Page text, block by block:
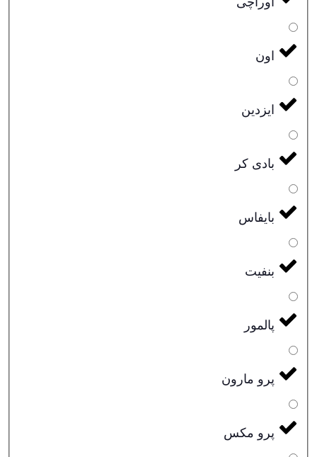
اون
ایزدین
بادی کر
بایفاس
بنفیت
پالمور
پرو مارون
پرو مکس